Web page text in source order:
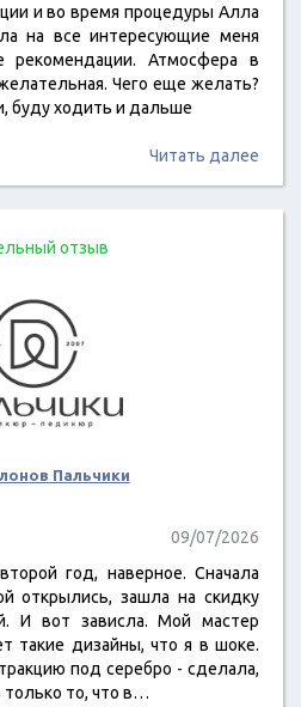
и во время процедуры Алла
на все интересующие меня
рекомендации. Атмосфера в
Чего еще желать?
буду ходить и дальше
Читать далее
отзыв
Пальчики
09/07/2026
год, наверное. Сначала
открылись, зашла на скидку
И вот зависла. Мой мастер
такие дизайны, что я в шоке.
под серебро - сделала,
только то, что в…